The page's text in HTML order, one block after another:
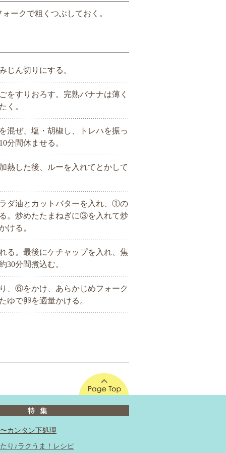
ークで粗くつぶしておく。
じん切りにする。
をすりおろす。完熟バナナは薄く
く。
混ぜ、塩・胡椒し、トレハを振っ
分間休ませる。
熱した後、ルーを入れてとかして
ダ油とカットバターを入れ、①の
。炒めたたまねぎに③を入れて炒
ける。
。最後にケチャップを入れ、焦
30分間煮込む。
、⑥をかけ、あらかじめフォーク
ゆで卵を適量かける。
カンタン下処理
り♪ラクうま！レシピ